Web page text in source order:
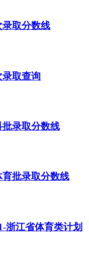
录取分数线
取查询
录取分数线
批录取分数线
浙江省体育类计划